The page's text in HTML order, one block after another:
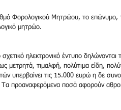
Φορολογικού Μητρώου, το επώνυμο,
μητρώο.
ηλεκτρονικό έντυπο
μετρητά, τιμαλφή, πολύτιμα είδη,
υπερβαίνει τις 15.000 ευρώ η δε
προαναφερόμενα ποσά αφορούν